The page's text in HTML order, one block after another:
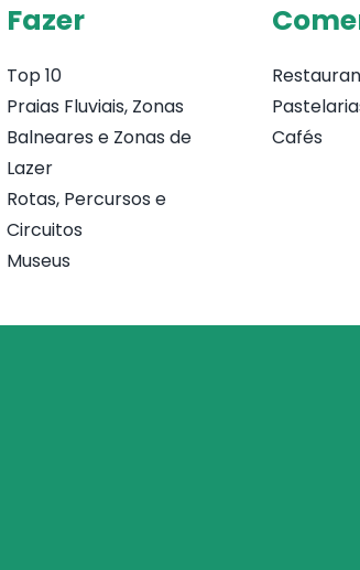
Fazer
Top 10
Praias Fluviais, Zonas
Balneares e Zonas de
Lazer
Rotas, Percursos e
Circuitos
Museus
Cafés